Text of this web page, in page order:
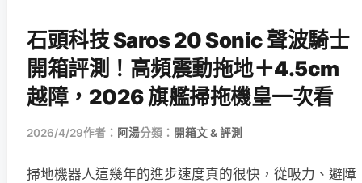
石頭科技 Saros 20 Sonic 聲波騎士
開箱評測！高頻震動拖地＋4.5cm
越障，2026 旗艦掃拖機皇一次看
2026/4/29作者： 阿湯分類： 開箱文 & 評測
掃地機器人這幾年的進步速度真的很快，從吸力、避障